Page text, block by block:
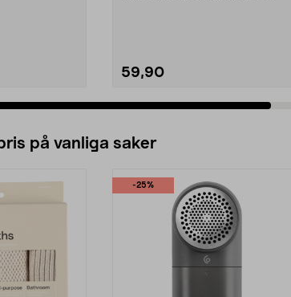
59,90
på vanliga saker
-25%